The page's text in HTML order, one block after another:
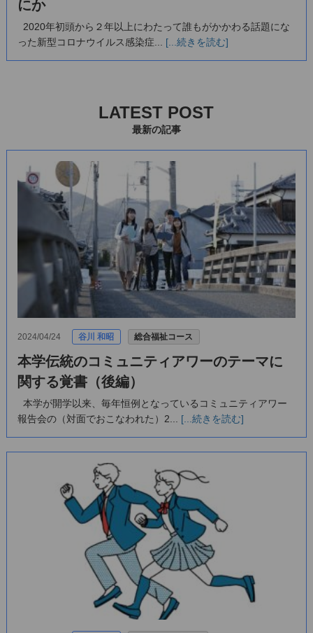
にか
2020年初頭から２年以上にわたって誰もがかかわる話題にな
った新型コロナウイルス感染症... [...続きを読む]
LATEST POST
最新の記事
2024/04/24 谷川 和昭 総合福祉コース
本学伝統のコミュニティアワーのテーマに
関する覚書（後編）
本学が開学以来、毎年恒例となっているコミュニティアワー
報告会の（対面でおこなわれた）2... [...続きを読む]